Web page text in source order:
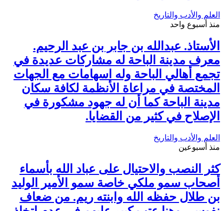
العلم والأدب والتاريخ
منذ أسبوع واحد
الأستاذ. عبدالله بن جابر بن عبد الرحيم.
معرف مدينة الباحة له مشاركات عديدة في
تجمع أهالي الباحة وله اسهامات مع الجهات
المختصة في مراعاة الأنظمة لكافة سكان
مدينة الباحة كما أن له جهود مشكورة في
الإصلاح في كثير من القضايا.
العلم والأدب والتاريخ
منذ أسبوعين
كثر النصب والاحتيال على عباد الله بأسماء
أصحاب سمو ملكي خاصة سمو الأمير الوليد
بن طلال حفظه الله وابنته ريم. من ضعاف